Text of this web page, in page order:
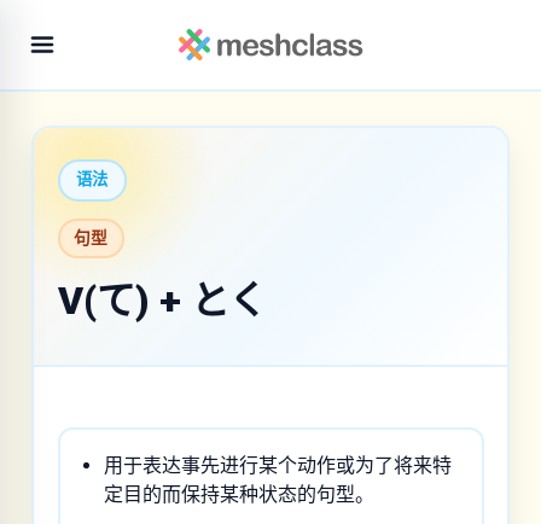
语法
句型
V(て) + とく
用于表达事先进行某个动作或为了将来特
定目的而保持某种状态的句型。